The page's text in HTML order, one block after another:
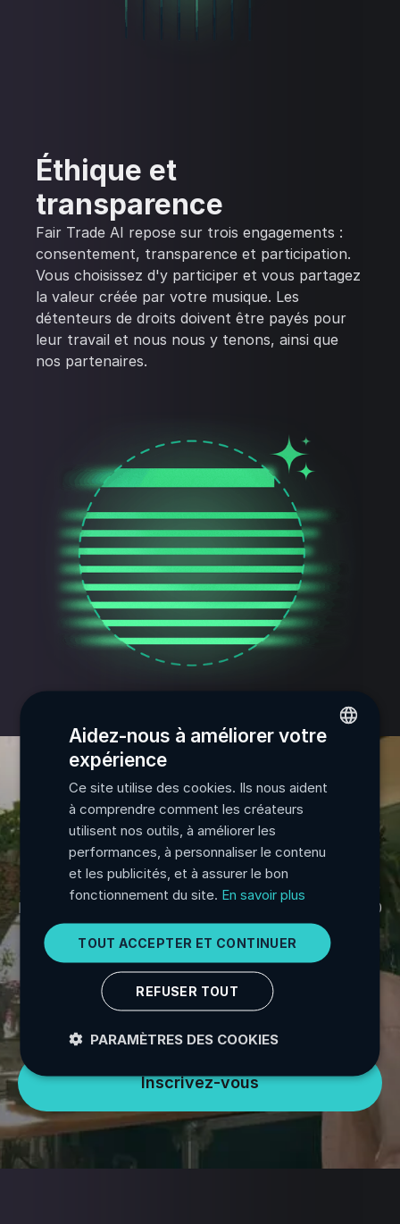
Éthique et
transparence
Fair Trade AI repose sur trois engagements :
consentement, transparence et participation.
Vous choisissez d'y participer et vous partagez
la valeur créée par votre musique. Les
détenteurs de droits doivent être payés pour
leur travail et nous nous y tenons, ainsi que
nos partenaires.
Monétisez votre
musique avec l'IA
Adhérez depuis votre compte LANDR pour rejoindre
le programme. Les avances de 5 $ se terminent le 20
juillet 2026, avec premiers paiements prévus d'ici fin
juillet. Vous distribuez déjà ailleurs ? Transférez
votre catalogue avec notre outil de migration et
participez une fois intégré. La Distribution illimitée
commence à 2 $/mois.
Inscrivez-vous
FRENCH
PORTUGUESE
JAPANESE
Aidez-nous à améliorer votre
expérience
Ce site utilise des cookies. Ils nous aident
à comprendre comment les créateurs
utilisent nos outils, à améliorer les
performances, à personnaliser le contenu
et les publicités, et à assurer le bon
fonctionnement du site. En savoir plus
TOUT ACCEPTER ET CONTINUER
REFUSER TOUT
PARAMÈTRES DES COOKIES